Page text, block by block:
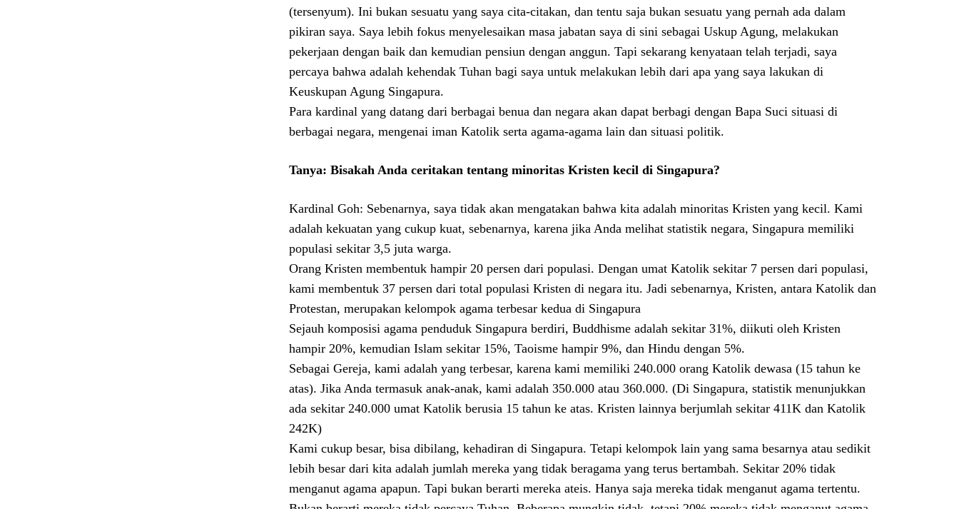
(tersenyum). Ini bukan sesuatu yang saya cita-citakan, dan tentu saja bukan sesuatu yang pernah ada dalam
pikiran saya. Saya lebih fokus menyelesaikan masa jabatan saya di sini sebagai Uskup Agung, melakukan
pekerjaan dengan baik dan kemudian pensiun dengan anggun. Tapi sekarang kenyataan telah terjadi, saya
percaya bahwa adalah kehendak Tuhan bagi saya untuk melakukan lebih dari apa yang saya lakukan di
Keuskupan Agung Singapura.
Para kardinal yang datang dari berbagai benua dan negara akan dapat berbagi dengan Bapa Suci situasi di
berbagai negara, mengenai iman Katolik serta agama-agama lain dan situasi politik.
Tanya: Bisakah Anda ceritakan tentang minoritas Kristen kecil di Singapura?
Kardinal Goh: Sebenarnya, saya tidak akan mengatakan bahwa kita adalah minoritas Kristen yang kecil. Kami
adalah kekuatan yang cukup kuat, sebenarnya, karena jika Anda melihat statistik negara, Singapura memiliki
populasi sekitar 3,5 juta warga.
Orang Kristen membentuk hampir 20 persen dari populasi. Dengan umat Katolik sekitar 7 persen dari populasi,
kami membentuk 37 persen dari total populasi Kristen di negara itu. Jadi sebenarnya, Kristen, antara Katolik dan
Protestan, merupakan kelompok agama terbesar kedua di Singapura
Sejauh komposisi agama penduduk Singapura berdiri, Buddhisme adalah sekitar 31%, diikuti oleh Kristen
hampir 20%, kemudian Islam sekitar 15%, Taoisme hampir 9%, dan Hindu dengan 5%.
Sebagai Gereja, kami adalah yang terbesar, karena kami memiliki 240.000 orang Katolik dewasa (15 tahun ke
atas). Jika Anda termasuk anak-anak, kami adalah 350.000 atau 360.000. (Di Singapura, statistik menunjukkan
ada sekitar 240.000 umat Katolik berusia 15 tahun ke atas. Kristen lainnya berjumlah sekitar 411K dan Katolik
242K)
Kami cukup besar, bisa dibilang, kehadiran di Singapura. Tetapi kelompok lain yang sama besarnya atau sedikit
lebih besar dari kita adalah jumlah mereka yang tidak beragama yang terus bertambah. Sekitar 20% tidak
menganut agama apapun. Tapi bukan berarti mereka ateis. Hanya saja mereka tidak menganut agama tertentu.